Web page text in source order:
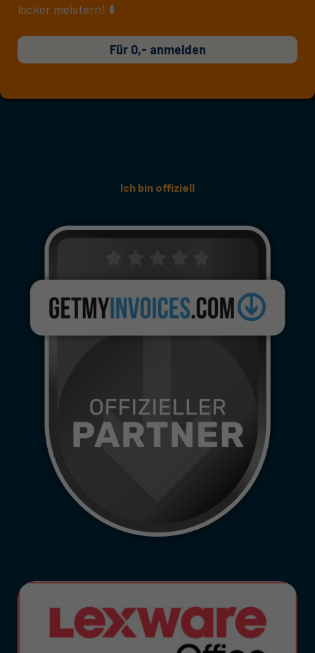
locker meistern! ⬇️
Für 0,- anmelden
Ich bin offiziell